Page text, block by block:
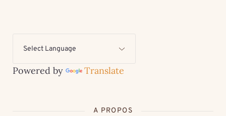
Powered by Translate
A PROPOS